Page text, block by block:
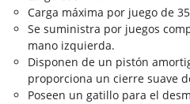
Carga máxima por juego de
Se suministra por juegos
mano izquierda.
Disponen de un pistón
proporciona un cierre suave
Poseen un gatillo para el